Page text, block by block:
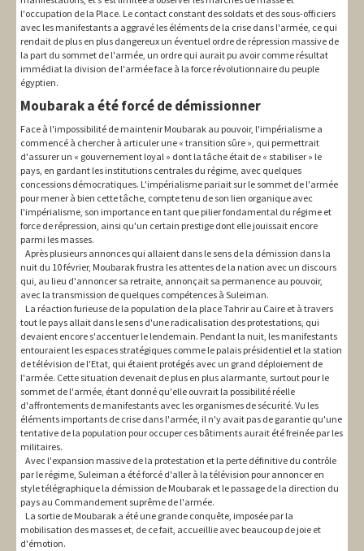
l'occupation de la Place. Le contact constant des soldats et des sous-officiers
avec les manifestants a aggravé les éléments de la crise dans l'armée, ce qui
rendait de plus en plus dangereux un éventuel ordre de répression massive de
la part du sommet de l'armée, un ordre qui aurait pu avoir comme résultat
immédiat la division de l'armée face à la force révolutionnaire du peuple
égyptien.
Moubarak a été forcé de démissionner
Face à l'impossibilité de maintenir Moubarak au pouvoir, l'impérialisme a
commencé à chercher à articuler une « transition sûre », qui permettrait
d'assurer un « gouvernement loyal » dont la tâche était de « stabiliser » le
pays, en gardant les institutions centrales du régime, avec quelques
concessions démocratiques. L'impérialisme pariait sur le sommet de l'armée
pour mener à bien cette tâche, compte tenu de son lien organique avec
l'impérialisme, son importance en tant que pilier fondamental du régime et
force de répression, ainsi qu'un certain prestige dont elle jouissait encore
parmi les masses.
Après plusieurs annonces qui allaient dans le sens de la démission dans la
nuit du 10 février, Moubarak frustra les attentes de la nation avec un discours
qui, au lieu d'annoncer sa retraite, annonçait sa permanence au pouvoir,
avec la transmission de quelques compétences à Suleiman.
La réaction furieuse de la population de la place Tahrir au Caire et à travers
tout le pays allait dans le sens d'une radicalisation des protestations, qui
devaient encore s'accentuer le lendemain. Pendant la nuit, les manifestants
entouraient les espaces stratégiques comme le palais présidentiel et la station
de télévision de l'Etat, qui étaient protégés avec un grand déploiement de
l'armée. Cette situation devenait de plus en plus alarmante, surtout pour le
sommet de l'armée, étant donné qu'elle ouvrait la possibilité réelle
d'affrontements de manifestants avec les organismes de sécurité. Vu les
éléments importants de crise dans l'armée, il n'y avait pas de garantie qu'une
tentative de la population pour occuper ces bâtiments aurait été freinée par les
militaires.
Avec l'expansion massive de la protestation et la perte définitive du contrôle
par le régime, Suleiman a été forcé d'aller à la télévision pour annoncer en
style télégraphique la démission de Moubarak et le passage de la direction du
pays au Commandement suprême de l'armée.
La sortie de Moubarak a été une grande conquête, imposée par la
mobilisation des masses et, de ce fait, accueillie avec beaucoup de joie et
d'émotion.